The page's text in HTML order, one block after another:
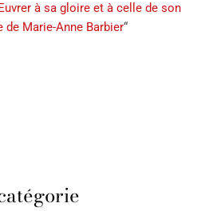
à sa gloire et à celle de son
Marie-Anne Barbier“